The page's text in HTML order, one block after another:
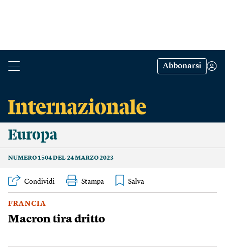
Abbonarsi
Europa
NUMERO 1504 DEL 24 MARZO 2023
Condividi Stampa
FRANCIA
Macron tira dritto